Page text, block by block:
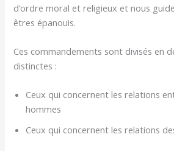
d’ordre moral et religieux et nous
êtres épanouis.
Ces commandements sont divisés en
distinctes :
Ceux qui concernent les relations
hommes
Ceux qui concernent les relations